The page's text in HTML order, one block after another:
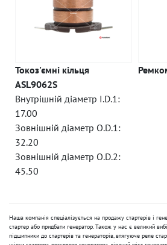
Токоз'ємні кільця
ASL9062S
Внутрішній діаметр I.D.1:
17.00
Зовнішній діаметр O.D.1:
32.20
Зовнішній діаметр O.D.2:
45.50
Наша компанія спеціалізується на продажу стартерів і
стартер або придбати генератор. Також у нас є великий
підшипники до стартерів та генераторів, втягуюче реле